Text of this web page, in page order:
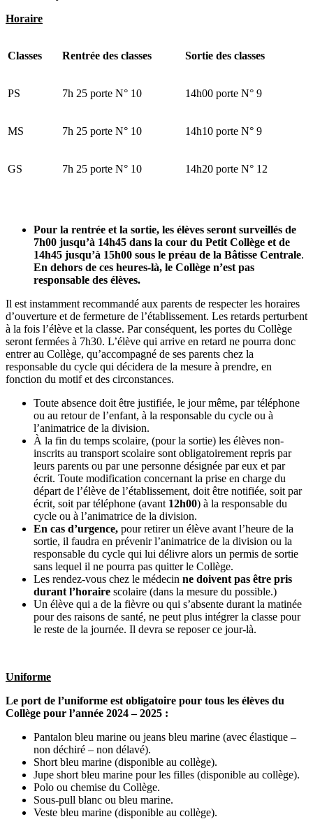
Horaire
Classes Rentrée des classes Sortie des classes
PS 7h 25 porte N° 10 14h00 porte N° 9
MS 7h 25 porte N° 10 14h10 porte N° 9
GS 7h 25 porte N° 10 14h20 porte N° 12
Pour la rentrée et la sortie, les élèves seront surveillés de
7h00 jusqu’à 14h45 dans la cour du Petit Collège et de
14h45 jusqu’à 15h00 sous le préau de la Bâtisse Centrale.
En dehors de ces heures-là, le Collège n’est pas
responsable des élèves.
Il est instamment recommandé aux parents de respecter les horaires
d’ouverture et de fermeture de l’établissement. Les retards perturbent
à la fois l’élève et la classe. Par conséquent, les portes du Collège
seront fermées à 7h30. L’élève qui arrive en retard ne pourra donc
entrer au Collège, qu’accompagné de ses parents chez la
responsable du cycle qui décidera de la mesure à prendre, en
fonction du motif et des circonstances.
Toute absence doit être justifiée, le jour même, par téléphone
ou au retour de l’enfant, à la responsable du cycle ou à
l’animatrice de la division.
À la fin du temps scolaire, (pour la sortie) les élèves non-
inscrits au transport scolaire sont obligatoirement repris par
leurs parents ou par une personne désignée par eux et par
écrit. Toute modification concernant la prise en charge du
départ de l’élève de l’établissement, doit être notifiée, soit par
écrit, soit par téléphone (avant 12h00) à la responsable du
cycle ou à l’animatrice de la division.
En cas d’urgence, pour retirer un élève avant l’heure de la
sortie, il faudra en prévenir l’animatrice de la division ou la
responsable du cycle qui lui délivre alors un permis de sortie
sans lequel il ne pourra pas quitter le Collège.
Les rendez-vous chez le médecin ne doivent pas être pris
durant l’horaire scolaire (dans la mesure du possible.)
Un élève qui a de la fièvre ou qui s’absente durant la matinée
pour des raisons de santé, ne peut plus intégrer la classe pour
le reste de la journée. Il devra se reposer ce jour-là.
Uniforme
Le port de l’uniforme est obligatoire pour tous les élèves du
Collège pour l’année 2024 – 2025 :
Pantalon bleu marine ou jeans bleu marine (avec élastique –
non déchiré – non délavé).
Short bleu marine (disponible au collège).
Jupe short bleu marine pour les filles (disponible au collège).
Polo ou chemise du Collège.
Sous-pull blanc ou bleu marine.
Veste bleu marine (disponible au collège).